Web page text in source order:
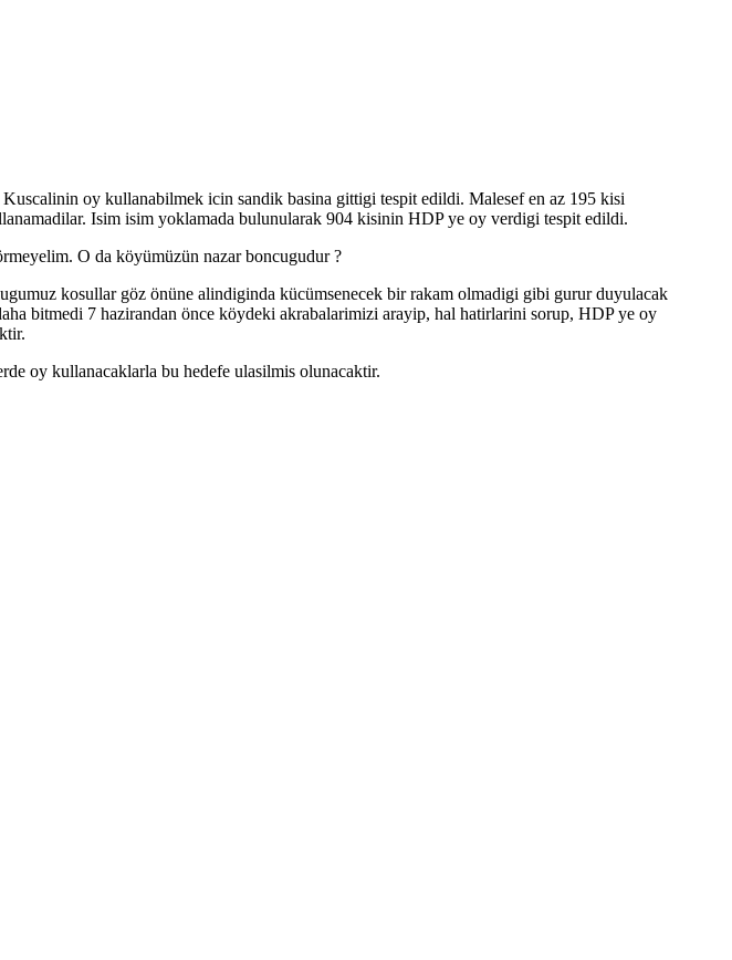
oy kullanabilmek icin sandik basina gittigi tespit edildi. Malesef en az 195 kisi
Isim isim yoklamada bulunularak 904 kisinin HDP ye oy verdigi tespit edildi.
O da köyümüzün nazar boncugudur ?
kosullar göz önüne alindiginda kücümsenecek bir rakam olmadigi gibi gurur duyulacak
bitmedi 7 hazirandan önce köydeki akrabalarimizi arayip, hal hatirlarini sorup, HDP ye oy
oy kullanacaklarla bu hedefe ulasilmis olunacaktir.